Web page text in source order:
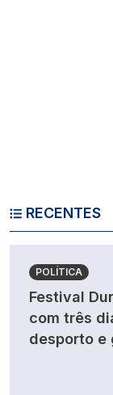
RECENTES
POLÍTICA
Festival
com três
desporto e